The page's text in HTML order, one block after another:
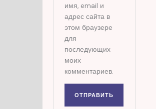
имя, email и
адрес сайта в
этом браузере
для
последующих
моих
комментариев.